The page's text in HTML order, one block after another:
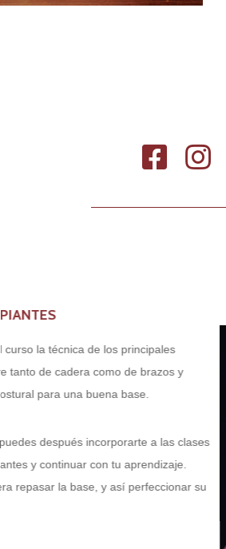
la técnica de los principales
de cadera como de brazos y
para una buena base.
después incorporarte a las clases
y continuar con tu aprendizaje.
la base, y así perfeccionar su